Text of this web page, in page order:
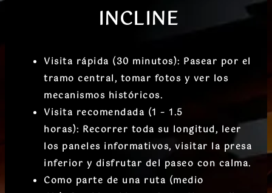
INCLINE
Visita rápida (30 minutos): Pasear por el
tramo central, tomar fotos y ver los
mecanismos históricos.
Visita recomendada (1 – 1.5
horas): Recorrer toda su longitud, leer
los paneles informativos, visitar la presa
inferior y disfrutar del paseo con calma.
Como parte de una ruta (medio